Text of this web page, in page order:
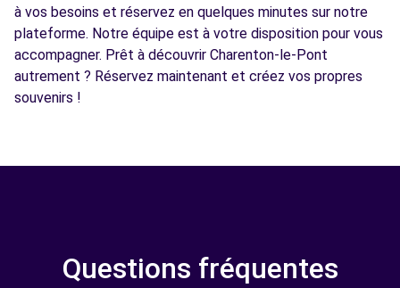
à vos besoins et réservez en quelques minutes sur notre
plateforme. Notre équipe est à votre disposition pour vous
accompagner. Prêt à découvrir Charenton-le-Pont
autrement ? Réservez maintenant et créez vos propres
souvenirs !
Questions fréquentes